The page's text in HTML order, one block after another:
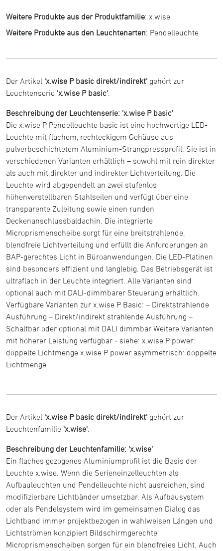
Weitere Produkte aus der Produktfamilie: x.wise
Weitere Produkte aus den Leuchtenarten: Pendelleuchte
Der Artikel 'x.wise P basic direkt/indirekt' gehört zur
Leuchtenserie 'x.wise P basic'
Beschreibung der Leuchtenserie: 'x.wise P basic'
Die x.wise P Pendelleuchte basic ist eine hochwertige LED-
Leuchte mit flachem, rechteckigem Gehäuse aus
pulverbeschichtetem Aluminium-Strangpressprofil. Sie ist in
verschiedenen Varianten erhältlich – sowohl mit rein direkter
als auch mit direkter und indirekter Lichtverteilung. Die
Leuchte wird abgependelt an zwei stufenlos
höhenverstellbaren Stahlseilen und verfügt über eine
transparente Zuleitung sowie einen runden
Deckenanschlussbaldachin. Die integrierte
Microprismenscheibe sorgt für eine breitstrahlende,
blendfreie Lichtverteilung und erfüllt die Anforderungen an
BAP-gerechtes Licht in Büroanwendungen. Die LED-Platinen
sind besonders effizient und langlebig. Das Betriebsgerät ist
ultraflach in der Leuchte integriert. Alle Varianten sind
optional auch mit DALI-dimmbarer Steuerung erhältlich.
Verfügbare Varianten zur x.wise P Basic: – Direktstrahlende
Ausführung – Direkt/indirekt strahlende Ausführung –
Schaltbar oder optional mit DALI dimmbar Weitere Varianten
mit höherer Leistung verfügbar - siehe: x.wise P power:
doppelte Lichtmenge x.wise P power asymmetrisch: doppelte
Lichtmenge
Der Artikel 'x.wise P basic direkt/indirekt' gehört zur
Leuchtenfamilie 'x.wise'
Beschreibung der Leuchtenfamilie: 'x.wise'
Ein flaches gezogenes Aluminiumprofil ist die Basis der
Leuchte x.wise. Wenn die Serieneinzelleuchten als
Aufbauleuchten und Pendelleuchte nicht ausreichen, sind
modifizierbare Lichtbänder umsetzbar. Als Aufbausystem
oder als Pendelsystem wird im gemeinsamen Dialog das
Lichtband immer projektbezogen in wahlweisen Längen und
Lichtströmen konzipiert Bildschirmgerechte
Microprismenscheiben sorgen für ein blendfreies Licht. Auch